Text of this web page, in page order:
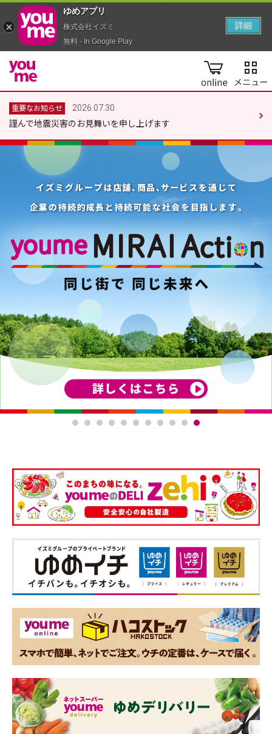
online
重要なお知らせ
2026.07.30
謹んで地震災害のお見舞いを申し上げます
ゆめアプ‪リ‬
株式会社イズミ
無料 - In Google Play
詳細